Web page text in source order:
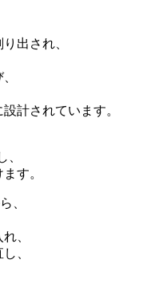
出され、
計されています。
、
す。
、
、
、